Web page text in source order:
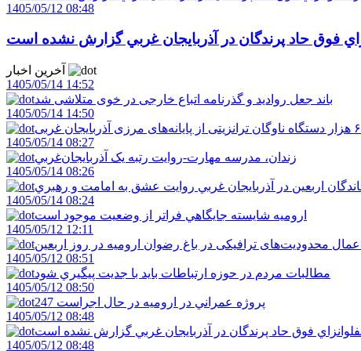
1405/05/12 08:48
فوق حاد پرندگان در آذربايجان غربي گزارش نشده است
1405/05/14 14:52
باند جعل روادید و گذرنامه اتباع خارجی در خوی متلاشی شد
1405/05/14 14:50
1405/05/14 08:27
زندان، مدرسه مهارت-روايت رتبه يک آذربايجان‌غربي
1405/05/14 08:26
اربعين در آذربايجان غربي روايت عشق به امامت و رهبري
1405/05/14 08:24
اروميه شايسته جايگاهي فراتر از وضعيت موجود است
1405/05/12 12:11
اعمال محدودیت‌های ترافیکی در باغ رضوان ارومیه در روز اربعین
1405/05/12 08:51
مطالبات مردم در حوزه ارتباطات بايد با جديت پيگيري شود
1405/05/12 08:50
247 پروژه عمراني در اروميه در حال اجراست
1405/05/12 08:48
فوق حاد پرندگان در آذربايجان غربي گزارش نشده است
1405/05/12 08:48